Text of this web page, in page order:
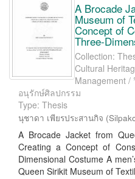
A Brocade
Museum of
Concept of
Three-
Collection:
Cultural
Management
อนุรักษ์ศิลปกรรม
Type: Thesis
นุชาดา เพียรประสานกิจ (
A Brocade Jacket from
Creating a Concept of
Dimensional Costume A
Queen Sirikit Museum of